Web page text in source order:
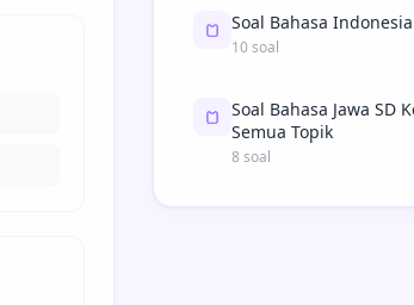
Soal Bahasa
10 soal
Soal Bahasa Jawa SD
Semua Topik
8 soal